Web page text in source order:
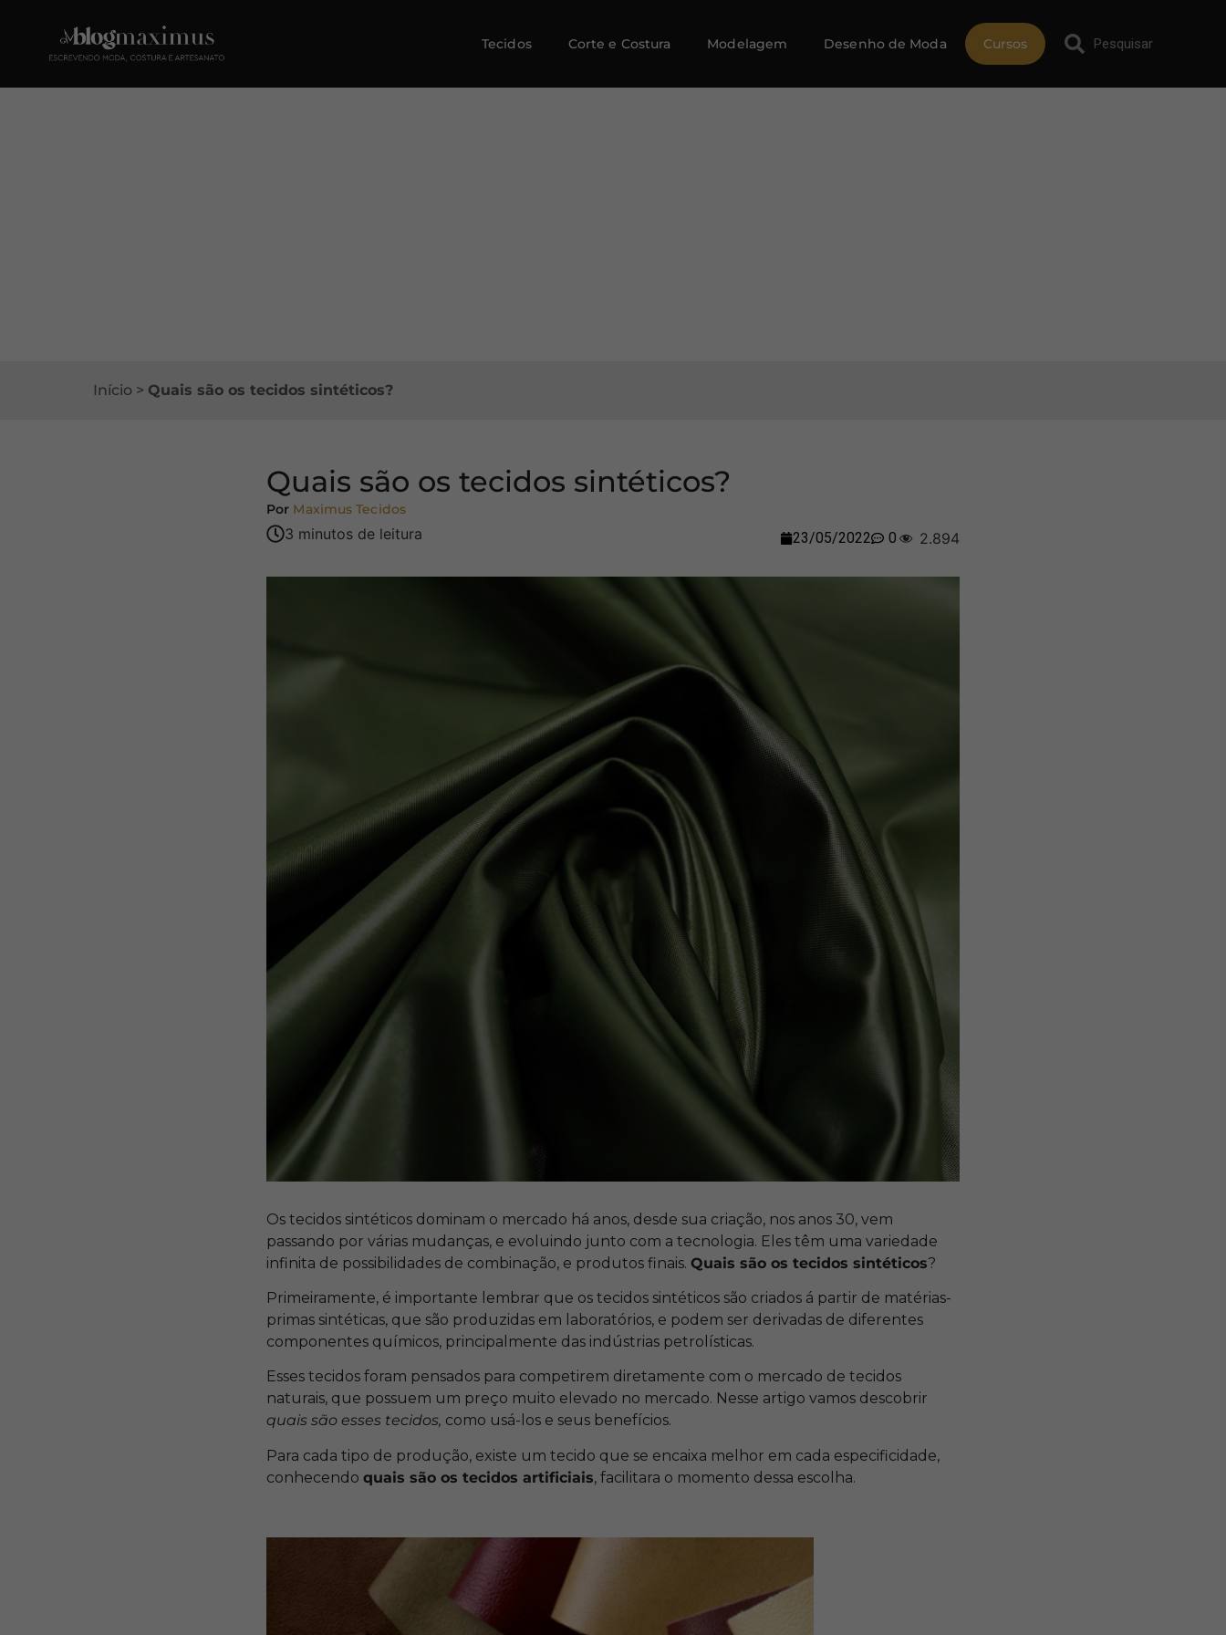
Tecidos Corte e Costura Modelagem Desenho de Moda Cursos
Início > Quais são os tecidos sintéticos?
Quais são os tecidos sintéticos?
Por Maximus Tecidos
23/05/2022 0 2.894
Os tecidos sintéticos dominam o mercado há anos, desde sua criação, nos anos 30, vem
passando por várias mudanças, e evoluindo junto com a tecnologia. Eles têm uma variedade
infinita de possibilidades de combinação, e produtos finais.Quais são os tecidos sintéticos?
Primeiramente, é importante lembrar que os tecidos sintéticos são criados á partir de matérias-
primas sintéticas, que são produzidas em laboratórios, e podem ser derivadas de diferentes
componentes químicos, principalmente das indústrias petrolísticas.
Esses tecidos foram pensados para competirem diretamente com o mercado de tecidos
naturais, que possuem um preço muito elevado no mercado. Nesse artigo vamos descobrir
quais são esses tecidos, como usá-los e seus benefícios.
Para cada tipo de produção, existe um tecido que se encaixa melhor em cada especificidade,
conhecendoquais são os tecidos artificiais, facilitara o momento dessa escolha.